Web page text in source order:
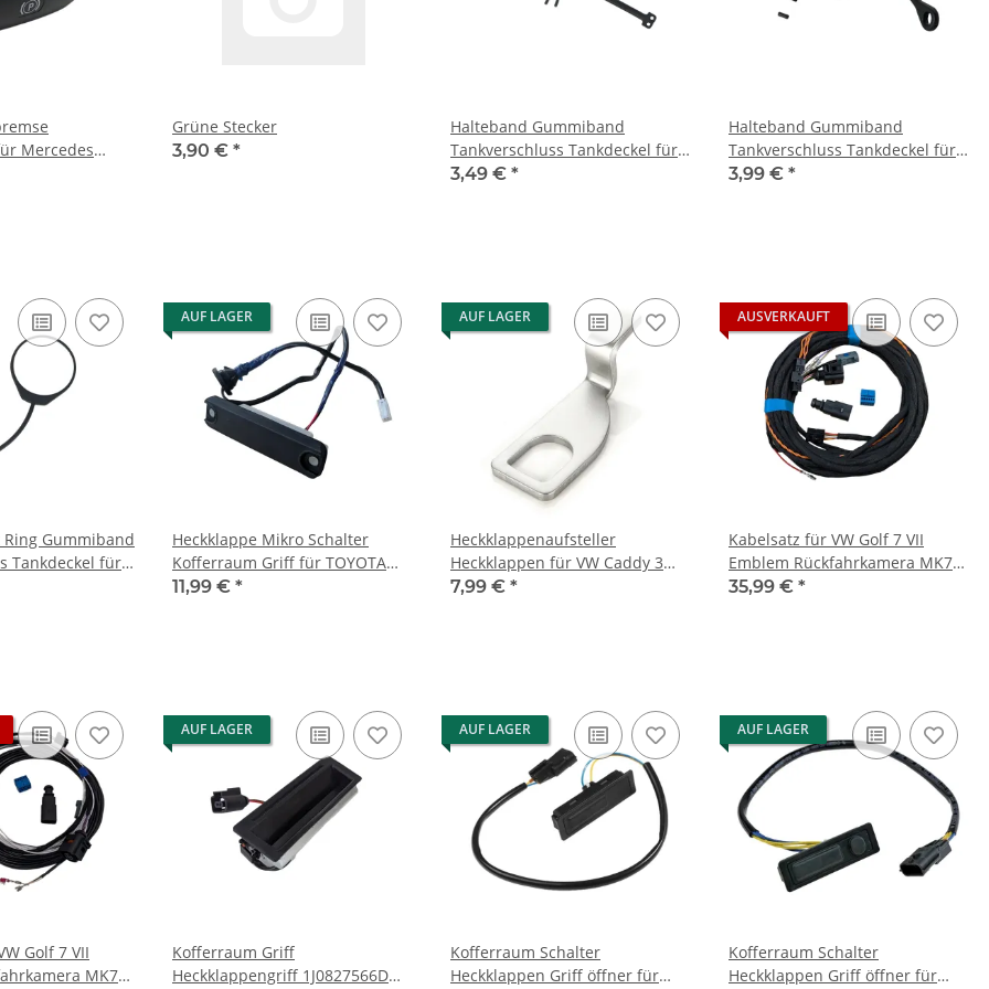
Mercedes
W212 C218 GLK
Grüne Stecker
3,90 € *
Halteband Gummiband
Tankverschluss Tankdeckel für
VW AUDI SEAT Skoda Cupra
3,49 € *
Halteband Gummiband
Tankverschluss Tankdeckel für
VW AUDI SEAT Skoda Cupra
3,99 € *
Gummiband
Tankdeckel für
AUF LAGER
Heckklappe Mikro Schalter
Kofferraum Griff für TOYOTA
AVENSIS COROLLA 84840200100
11,99 € *
AUF LAGER
Heckklappenaufsteller
Heckklappen für VW Caddy 3
Multivan Transporter Vito Viano
7,99 € *
AUSVERKAUFT
Kabelsatz für VW Golf 7 VII
Emblem Rückfahrkamera MK7
kabelbaum High Line
35,99 € *
Golf 7 VII
MK7
AUF LAGER
Kofferraum Griff
Heckklappengriff 1J0827566D
AUF LAGER
Kofferraum Schalter
Heckklappen Griff öffner für
AUF LAGER
Kofferraum Schalter
Heckklappen Griff öffner für